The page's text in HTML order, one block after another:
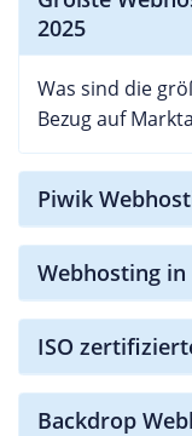
2025
Was sind die
Bezug auf
Piwik
Webhosting in
ISO
Backdrop